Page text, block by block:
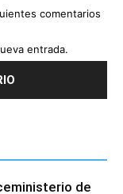
comentarios
entrada.
de